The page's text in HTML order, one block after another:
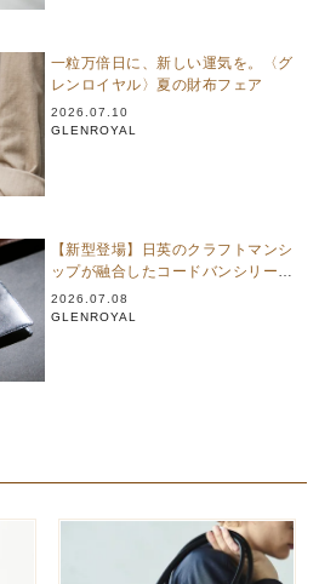
一粒万倍日に、新しい運気を。〈グ
レンロイヤル〉夏の財布フェア
2026.07.10
GLENROYAL
【新型登場】日英のクラフトマンシ
ップが融合したコードバンシリーズ
｜グレンロイヤル
2026.07.08
GLENROYAL